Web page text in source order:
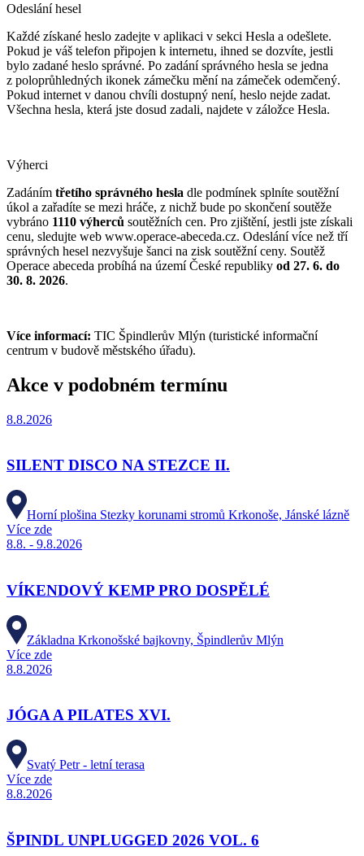
Odeslání hesel
Každé získané heslo zadejte v aplikaci v sekci Hesla a odešlete.
Pokud je váš telefon připojen k internetu, ihned se dozvíte, jestli
bylo zadané heslo správné. Po zadání správného hesla se jedna
z poloprůhledných ikonek zámečku mění na zámeček odemčený.
Pokud internet v danou chvíli dostupný není, heslo nejde zadat.
Všechna hesla, která jste dosud zadali, najdete v záložce Hesla.
Výherci
Zadáním třetího správného hesla dle podmínek splníte soutěžní
úkol a zařadíte se mezi hráče, z nichž bude po skončení soutěže
vybráno 1110 výherců soutěžních cen. Pro zjištění, jestli jste získali
cenu, sledujte web www.operace-abeceda.cz. Odeslání více než tří
správných hesel nezvyšuje šanci na zisk soutěžní ceny. Soutěž
Operace abeceda probíhá na území České republiky od 27. 6. do
30. 8. 2026.
Více informací: TIC Špindlerův Mlýn (turistické informační
centrum v budově městského úřadu).
Akce v podobném termínu
8.8.2026
SILENT DISCO NA STEZCE II.
Horní plošina Stezky korunami stromů Krkonoše, Jánské lázně
Více zde
8.8. - 9.8.2026
VÍKENDOVÝ KEMP PRO DOSPĚLÉ
Základna Krkonošské bajkovny, Špindlerův Mlýn
Více zde
8.8.2026
JÓGA A PILATES XVI.
Svatý Petr - letní terasa
Více zde
8.8.2026
ŠPINDL UNPLUGGED 2026 VOL. 6